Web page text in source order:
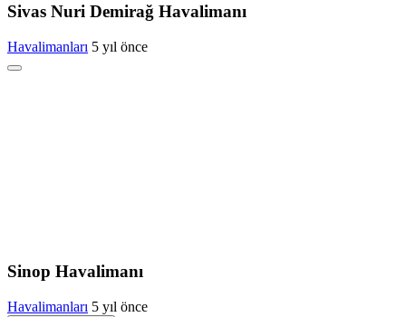
Sivas Nuri Demirağ Havalimanı
Havalimanları 5 yıl önce
Sinop Havalimanı
Havalimanları 5 yıl önce